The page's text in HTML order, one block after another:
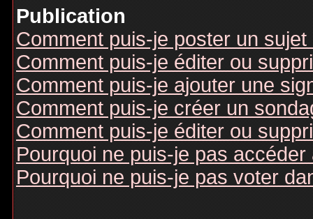
Publication
Comment puis-je poster un
Comment puis-je éditer ou
Comment puis-je ajouter une
Comment puis-je créer un
Comment puis-je éditer ou
Pourquoi ne puis-je pas accéder
Pourquoi ne puis-je pas voter